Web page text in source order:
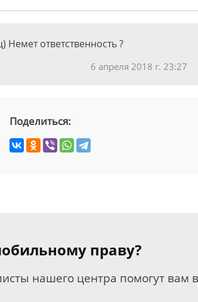
Немет ответственность ?
6 апреля 2018 г. 23:27
Поделиться:
праву?
нашего центра помогут вам в